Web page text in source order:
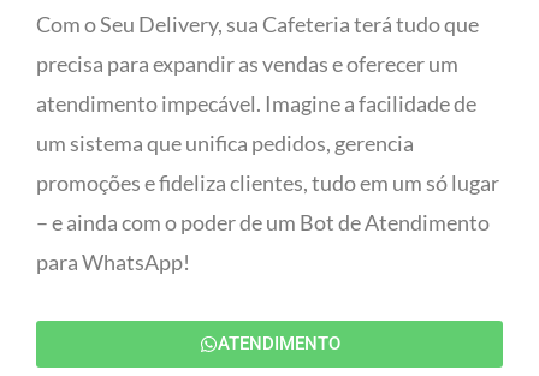
Com o Seu Delivery, sua Cafeteria terá tudo que
precisa para expandir as vendas e oferecer um
atendimento impecável. Imagine a facilidade de
um sistema que unifica pedidos, gerencia
promoções e fideliza clientes, tudo em um só lugar
– e ainda com o poder de um Bot de Atendimento
para WhatsApp!
ATENDIMENTO